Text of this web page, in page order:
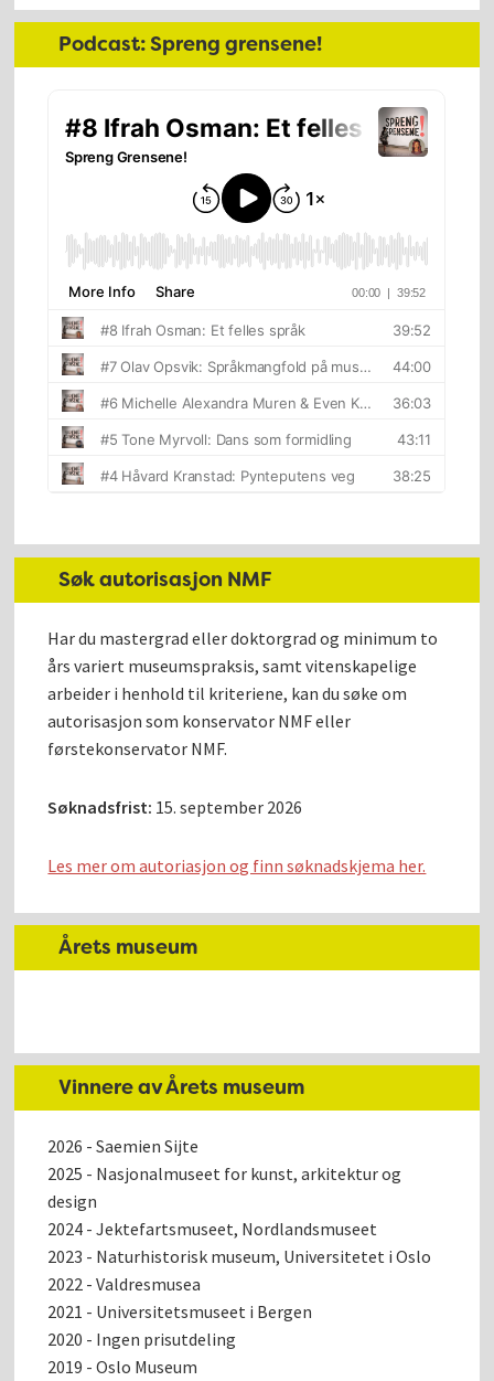
Hoved
Podcast: Spreng grensene!
Søk autorisasjon NMF
Har du mastergrad eller doktorgrad og minimum to
års variert museumspraksis, samt vitenskapelige
arbeider i henhold til kriteriene, kan du søke om
autorisasjon som konservator NMF eller
førstekonservator NMF.
Søknadsfrist: 15. september 2026
Les mer om autoriasjon og finn søknadskjema her.
Årets museum
Vinnere av Årets museum
2026 - Saemien Sijte
2025 - Nasjonalmuseet for kunst, arkitektur og
design
2024 - Jektefartsmuseet, Nordlandsmuseet
2023 - Naturhistorisk museum, Universitetet i Oslo
2022 - Valdresmusea
2021 - Universitetsmuseet i Bergen
2020 - Ingen prisutdeling
2019 - Oslo Museum